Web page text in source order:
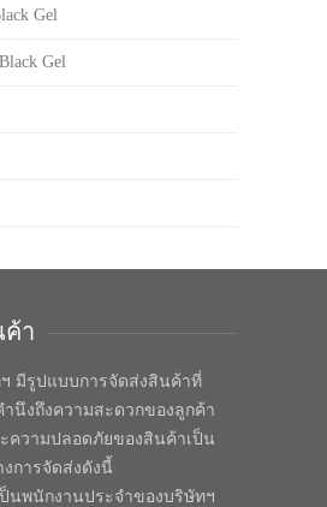
Gel
Gel
ค้า
มีรูปแบบการจัดส่งสินค้าที่
นึงถึงความสะดวกของลูกค้า
ความปลอดภัยของสินค้าเป็น
การจัดส่งดังนี้
ป็นพนักงานประจำของบริษัทฯ